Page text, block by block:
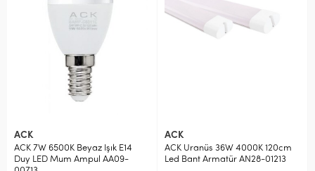
ACK
ACK 7W 6500K Beyaz Işık E14
Duy LED Mum Ampul AA09-
ACK
ACK Uranüs 36W 4000K 120cm
Led Bant Armatür AN28-01213